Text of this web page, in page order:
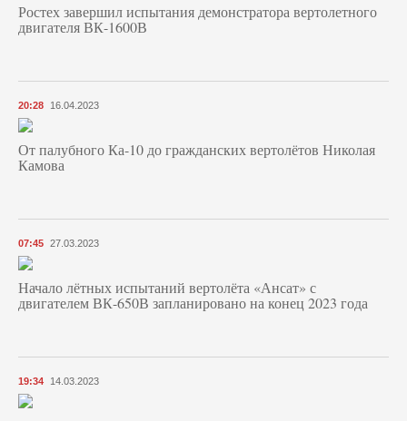
Ростех завершил испытания демонстратора вертолетного
двигателя ВК-1600В
20:28 16.04.2023
От палубного Ка-10 до гражданских вертолётов Николая
Камова
07:45 27.03.2023
Начало лётных испытаний вертолёта «Ансат» с
двигателем ВК-650В запланировано на конец 2023 года
19:34 14.03.2023